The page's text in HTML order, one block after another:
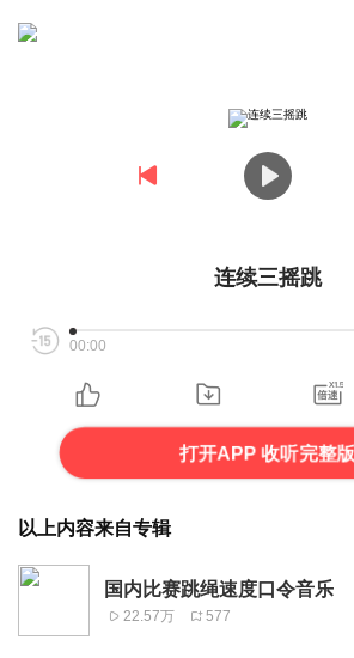
连续三摇跳
00:00
打开APP 收听完整版
以上内容来自专辑
国内比赛跳绳速度口令音乐
22.57万 577